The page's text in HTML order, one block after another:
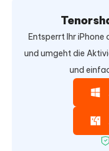
Entsperrt Ihr
und umgeht die
und